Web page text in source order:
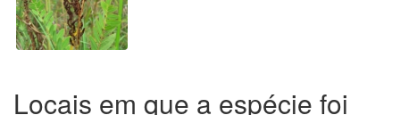
Locais em que a espécie foi